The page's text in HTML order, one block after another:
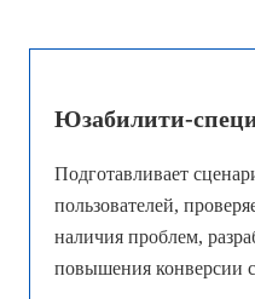
Юзабилити-
Подготавливает
пользователей,
наличия проблем,
повышения конверсии